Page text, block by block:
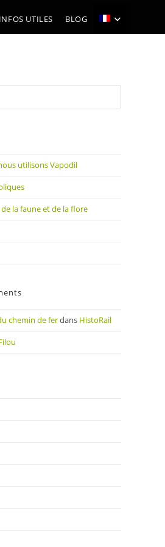
INFOS UTILES BLOG
Escape
utilisons Vapodil
la faune et de la flore
chemin de ferdans HistoRail